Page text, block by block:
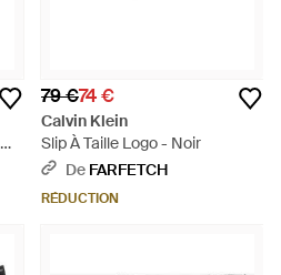
79 €74 €
Calvin Klein
Slip À Taille Logo - Noir
De FARFETCH
RÉDUCTION